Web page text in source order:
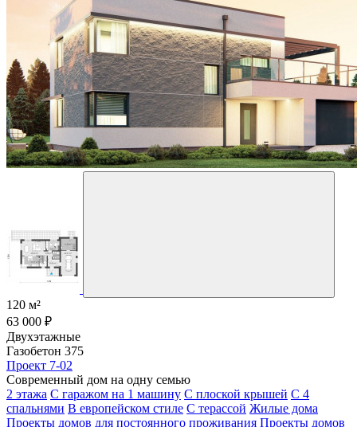
120 м²
63 000 ₽
Двухэтажные
Газобетон 375
Проект 7-02
Современный дом на одну семью
2 этажа С гаражом на 1 машину С плоской крышей С 4
спальнями В европейском стиле С терассой Жилые дома
Проекты домов для постоянного проживания Проекты домов